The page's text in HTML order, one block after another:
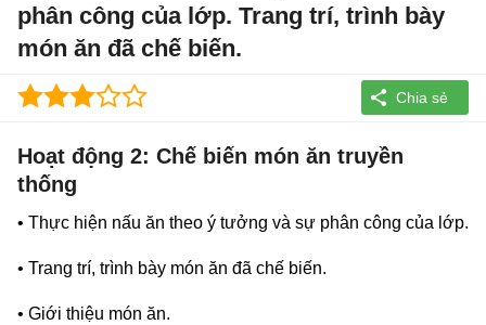
phân công của lớp. Trang trí, trình bày
món ăn đã chế biến.
Hoạt động 2: Chế biến món ăn truyền
thống
• Thực hiện nấu ăn theo ý tưởng và sự phân công của lớp.
• Trang trí, trình bày món ăn đã chế biến.
• Giới thiệu món ăn.